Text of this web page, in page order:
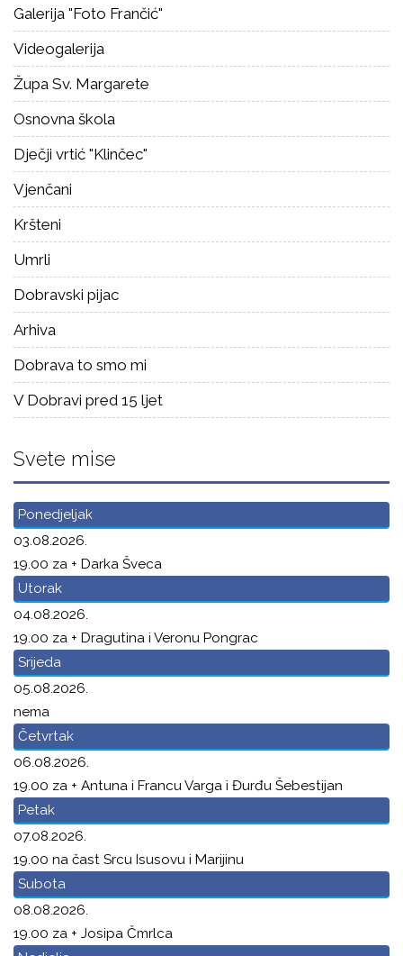
Galerija "Foto Frančić"
Videogalerija
Župa Sv. Margarete
Osnovna škola
Dječji vrtić "Klinčec"
Vjenčani
Kršteni
Umrli
Dobravski pijac
Arhiva
Dobrava to smo mi
V Dobravi pred 15 ljet
Svete mise
Ponedjeljak
03.08.2026.
19.00 za + Darka Šveca
Utorak
04.08.2026.
19.00 za + Dragutina i Veronu Pongrac
Srijeda
05.08.2026.
nema
Četvrtak
06.08.2026.
19.00 za + Antuna i Francu Varga i Đurđu Šebestijan
Petak
07.08.2026.
19.00 na čast Srcu Isusovu i Marijinu
Subota
08.08.2026.
19.00 za + Josipa Čmrlca